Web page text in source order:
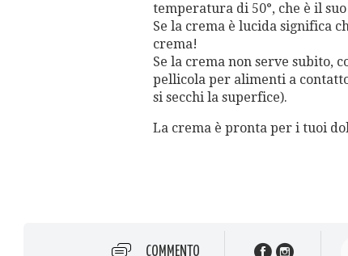
temperatura di 50°, che è il
Se la crema è lucida significa
crema!
Se la crema non serve subito,
pellicola per alimenti a
si secchi la superfice).
La crema è pronta per i tuoi
COMMENTO